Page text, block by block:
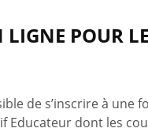
POUR
de s’inscrire à une
dont les